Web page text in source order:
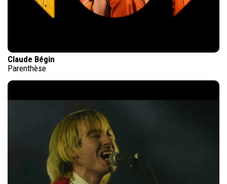
Claude Bégin
Parenthèse